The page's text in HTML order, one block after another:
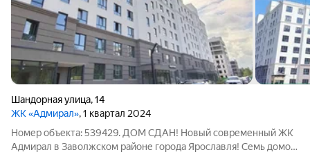
Шандорная улица,14
ЖК «Адмирал», 1 квартал 2024
Номер объекта: 539429. ДОМ СДАН! Новый современный ЖК
Адмирал в Заволжском районе города Ярославля! Семь домов